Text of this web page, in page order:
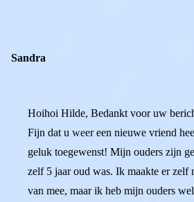
Sandra
Hoihoi Hilde, Bedankt voor uw
Fijn dat u weer een nieuwe vriend
geluk toegewenst! Mijn ouders zijn
zelf 5 jaar oud was. Ik maakte er zelf
van mee, maar ik heb mijn ouders